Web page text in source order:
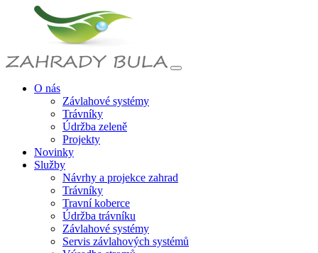
O nás
Závlahové systémy
Trávníky
Údržba zeleně
Projekty
Novinky
Služby
Návrhy a projekce zahrad
Trávníky
Travní koberce
Údržba trávníku
Závlahové systémy
Servis závlahových systémů